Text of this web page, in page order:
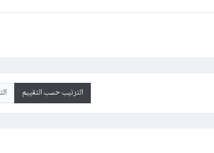
الترتيب حسب التقييم